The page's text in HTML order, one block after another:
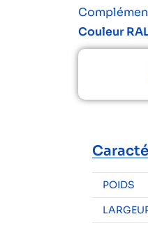
Couleur
POIDS